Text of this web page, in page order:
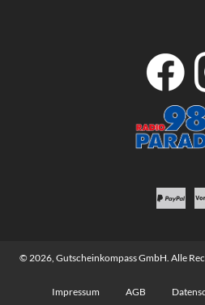
© 2026, Gutscheinkompass GmbH. Alle
Impressum AGB